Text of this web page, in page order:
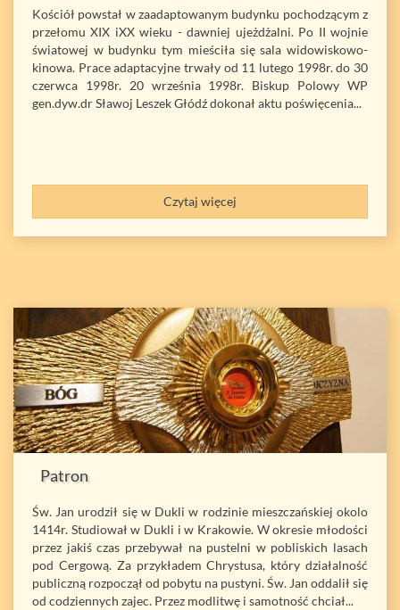
Kościół powstał w zaadaptowanym budynku pochodzącym z
przełomu XIX iXX wieku - dawniej ujeżdżalni. Po II wojnie
światowej w budynku tym mieściła się sala widowiskowo-
kinowa. Prace adaptacyjne trwały od 11 lutego 1998r. do 30
czerwca 1998r. 20 września 1998r. Biskup Polowy WP
gen.dyw.dr Sławoj Leszek Głódź dokonał aktu poświęcenia...
Czytaj więcej
Patron
Św. Jan urodził się w Dukli w rodzinie mieszczańskiej okolo
1414r. Studiował w Dukli i w Krakowie. W okresie młodości
przez jakiś czas przebywał na pustelni w pobliskich lasach
pod Cergową. Za przykładem Chrystusa, który działalność
publiczną rozpoczął od pobytu na pustyni. Św. Jan oddalił się
od codziennych zajec. Przez modlitwę i samotność chciał...